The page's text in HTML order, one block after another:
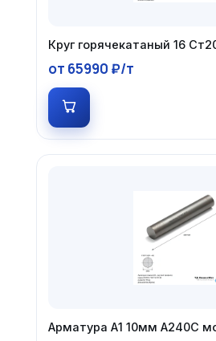
Круг горячекатаный 16
от 65990 ₽/т
Арматура А1 10мм А240С